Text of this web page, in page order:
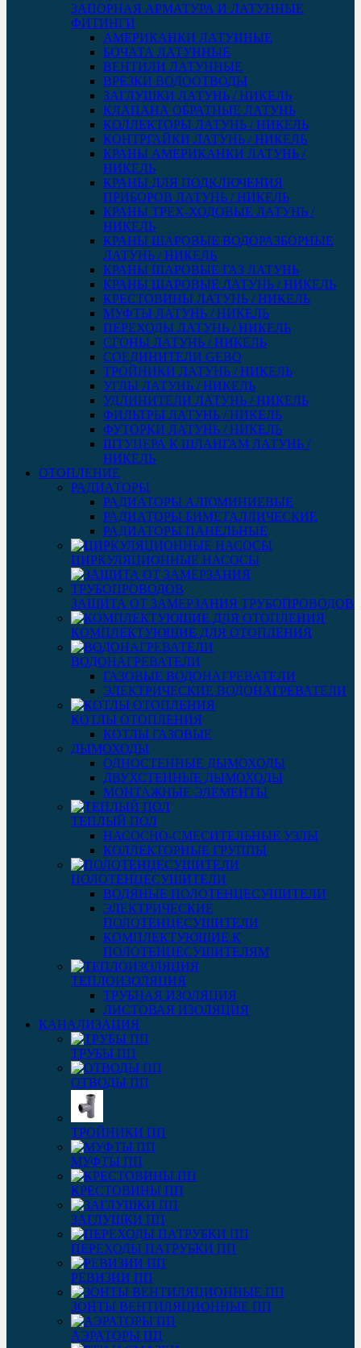
ЗАПОРНАЯ АРМАТУРА И ЛАТУННЫЕ
ФИТИНГИ
АМЕРИКАНКИ ЛАТУННЫЕ
БОЧАТА ЛАТУННЫЕ
ВЕНТИЛИ ЛАТУННЫЕ
ВРЕЗКИ ВОДООТВОДЫ
ЗАГЛУШКИ ЛАТУНЬ / НИКЕЛЬ
КЛАПАНА ОБРАТНЫЕ ЛАТУНЬ
КОЛЛЕКТОРЫ ЛАТУНЬ / НИКЕЛЬ
КОНТРГАЙКИ ЛАТУНЬ / НИКЕЛЬ
КРАНЫ АМЕРИКАНКИ ЛАТУНЬ /
НИКЕЛЬ
КРАНЫ ДЛЯ ПОДКЛЮЧЕНИЯ
ПРИБОРОВ ЛАТУНЬ / НИКЕЛЬ
КРАНЫ ТРЕХ-ХОДОВЫЕ ЛАТУНЬ /
НИКЕЛЬ
КРАНЫ ШАРОВЫЕ ВОДОРАЗБОРНЫЕ
ЛАТУНЬ / НИКЕЛЬ
КРАНЫ ШАРОВЫЕ ГАЗ ЛАТУНЬ
КРАНЫ ШАРОВЫЕ ЛАТУНЬ / НИКЕЛЬ
КРЕСТОВИНЫ ЛАТУНЬ / НИКЕЛЬ
МУФТЫ ЛАТУНЬ / НИКЕЛЬ
ПЕРЕХОДЫ ЛАТУНЬ / НИКЕЛЬ
СГОНЫ ЛАТУНЬ / НИКЕЛЬ
СОЕДИНИТЕЛИ GEBO
ТРОЙНИКИ ЛАТУНЬ / НИКЕЛЬ
УГЛЫ ЛАТУНЬ / НИКЕЛЬ
УДЛИНИТЕЛИ ЛАТУНЬ / НИКЕЛЬ
ФИЛЬТРЫ ЛАТУНЬ / НИКЕЛЬ
ФУТОРКИ ЛАТУНЬ / НИКЕЛЬ
ШТУЦЕРА К ШЛАНГАМ ЛАТУНЬ /
НИКЕЛЬ
ОТОПЛЕНИЕ
РАДИАТОРЫ
РАДИАТОРЫ АЛЮМИНИЕВЫЕ
РАДИАТОРЫ БИМЕТАЛЛИЧЕСКИЕ
РАДИАТОРЫ ПАНЕЛЬНЫЕ
ЦИРКУЛЯЦИОННЫЕ НАСОСЫ
ЗАЩИТА ОТ ЗАМЕРЗАНИЯ ТРУБОПРОВОДОВ
КОМПЛЕКТУЮЩИЕ ДЛЯ ОТОПЛЕНИЯ
ВОДОНАГРЕВАТЕЛИ
ГАЗОВЫЕ ВОДОНАГРЕВАТЕЛИ
ЭЛЕКТРИЧЕСКИЕ ВОДОНАГРЕВАТЕЛИ
КОТЛЫ ОТОПЛЕНИЯ
КОТЛЫ ГАЗОВЫЕ
ДЫМОХОДЫ
ОДНОСТЕННЫЕ ДЫМОХОДЫ
ДВУХСТЕННЫЕ ДЫМОХОДЫ
МОНТАЖНЫЕ ЭЛЕМЕНТЫ
ТЕПЛЫЙ ПОЛ
НАСОСНО-СМЕСИТЕЛЬНЫЕ УЗЛЫ
КОЛЛЕКТОРНЫЕ ГРУППЫ
ПОЛОТЕНЦЕСУШИТЕЛИ
ВОДЯНЫЕ ПОЛОТЕНЦЕСУШИТЕЛИ
ЭЛЕКТРИЧЕСКИЕ
ПОЛОТЕНЦЕСУШИТЕЛИ
КОМПЛЕКТУЮЩИЕ К
ПОЛОТЕНЦЕСУШИТЕЛЯМ
ТЕПЛОИЗОЛЯЦИЯ
ТРУБНАЯ ИЗОЛЯЦИЯ
ЛИСТОВАЯ ИЗОЛЯЦИЯ
КАНАЛИЗАЦИЯ
ТРУБЫ ПП
ОТВОДЫ ПП
ТРОЙНИКИ ПП
МУФТЫ ПП
КРЕСТОВИНЫ ПП
ЗАГЛУШКИ ПП
ПЕРЕХОДЫ ПАТРУБКИ ПП
РЕВИЗИИ ПП
ЗОНТЫ ВЕНТИЛЯЦИОННЫЕ ПП
АЭРАТОРЫ ПП